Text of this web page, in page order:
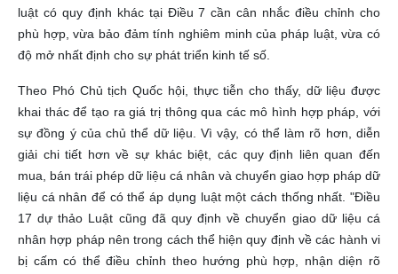
luật có quy định khác tại Điều 7 cần cân nhắc điều chỉnh cho
phù hợp, vừa bảo đảm tính nghiêm minh của pháp luật, vừa có
độ mở nhất định cho sự phát triển kinh tế số.
Theo Phó Chủ tịch Quốc hội, thực tiễn cho thấy, dữ liệu được
khai thác để tạo ra giá trị thông qua các mô hình hợp pháp, với
sự đồng ý của chủ thể dữ liệu. Vì vậy, có thể làm rõ hơn, diễn
giải chi tiết hơn về sự khác biệt, các quy định liên quan đến
mua, bán trái phép dữ liệu cá nhân và chuyển giao hợp pháp dữ
liệu cá nhân để có thể áp dụng luật một cách thống nhất. "Điều
17 dự thảo Luật cũng đã quy định về chuyển giao dữ liệu cá
nhân hợp pháp nên trong cách thể hiện quy định về các hành vi
bị cấm có thể điều chỉnh theo hướng phù hợp, nhận diện rõ